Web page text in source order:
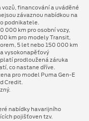
financování a uváděné
závaznou nabídkou na
podnikatele.
000 km pro osobní vozy,
km pro modely Transit,
5 let nebo 150 000 km
vysokonapěťový
prodloužená záruka
co nastane dříve.
pro model Puma Gen⁠-⁠E
Credit.
nabídky havarijního
pojišťoven tzv.